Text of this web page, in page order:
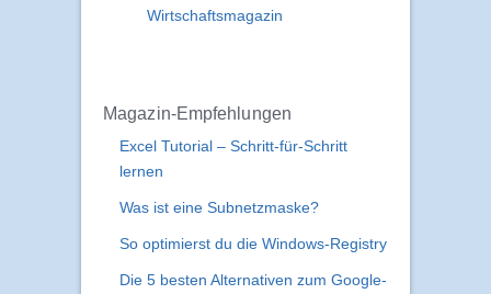
Wirtschaftsmagazin
Magazin-Empfehlungen
Excel Tutorial – Schritt-für-Schritt
lernen
Was ist eine Subnetzmaske?
So optimierst du die Windows-Registry
Die 5 besten Alternativen zum Google-